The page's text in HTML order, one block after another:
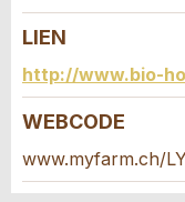
Annonce
Composez un
contact pour
LIEN
http://www.bio-
WEBCODE
www.myfarm.ch/